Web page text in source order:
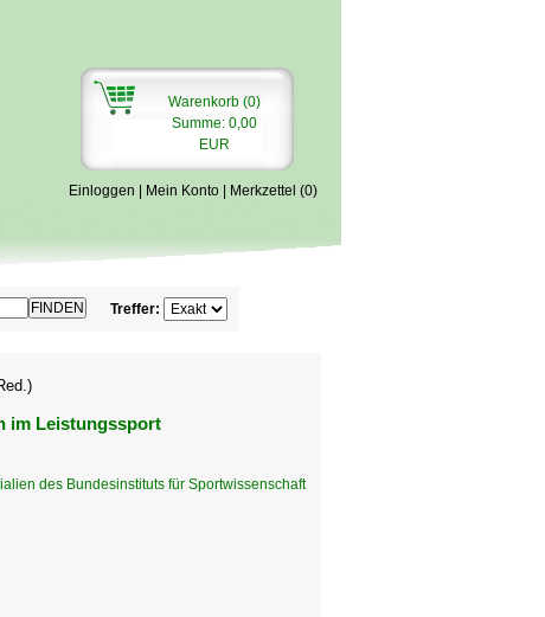
Warenkorb (0)
Summe: 0,00
EUR
Einloggen Mein Konto Merkzettel (0)
Treffer:
im Leistungssport
des Bundesinstituts für Sportwissenschaft